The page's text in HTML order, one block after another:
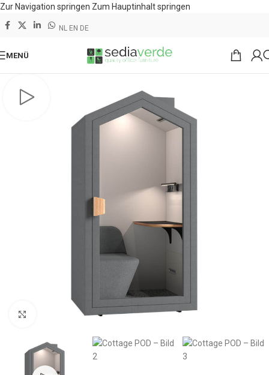
Zur Navigation springen Zum Hauptinhalt springen
NL EN DE
MENÜ
Zum Vergrößern anklicken